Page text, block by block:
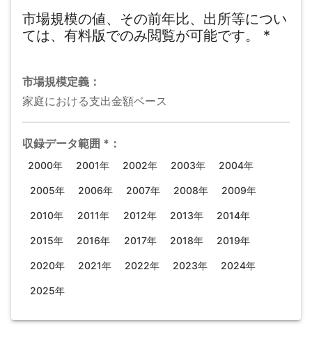
市場規模の値、その前年比、出所等につい
ては、有料版でのみ閲覧が可能です。
*
市場規模定義：
家庭における支出金額ベース
収録データ範囲 * ：
2000年 2001年 2002年 2003年 2004年
2005年 2006年 2007年 2008年 2009年
2010年 2011年 2012年 2013年 2014年
2015年 2016年 2017年 2018年 2019年
2020年 2021年 2022年 2023年 2024年
2025年